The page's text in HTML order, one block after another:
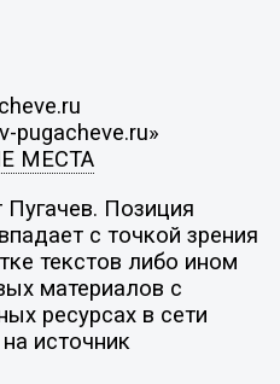
pugacheve.ru»
МЕСТА
Позиция
с точкой зрения
текстов либо ином
материалов с
ресурсах в сети
источник